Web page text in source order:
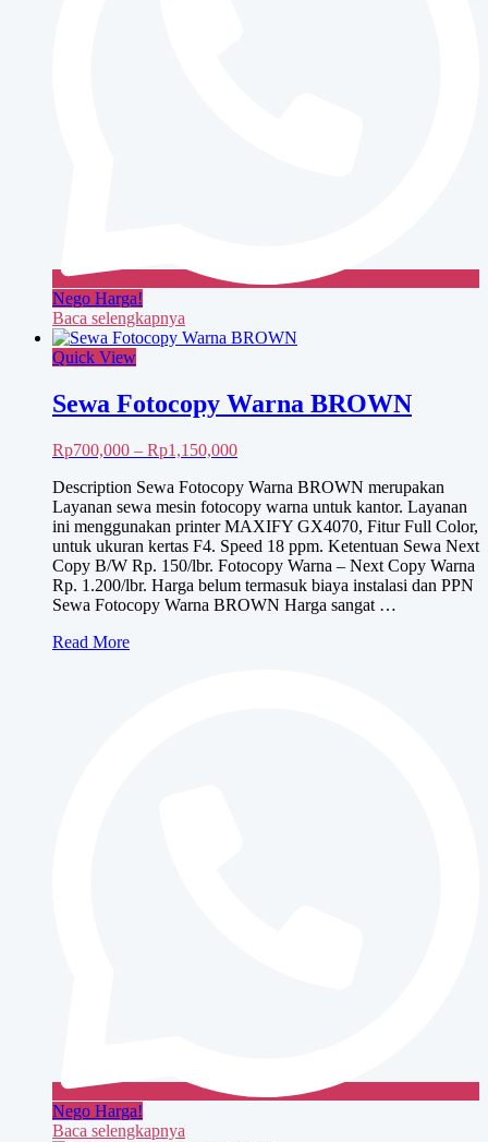
Nego Harga!
Baca selengkapnya
Quick View
Sewa Fotocopy Warna BROWN
Rp700,000 – Rp1,150,000Rentang
Rp700,000
hingga
Rp1,150,000
Description Sewa Fotocopy Warna BROWN merupakan
Layanan sewa mesin fotocopy warna untuk kantor. Layanan
ini menggunakan printer MAXIFY GX4070, Fitur Full Color,
untuk ukuran kertas F4. Speed 18 ppm. Ketentuan Sewa Next
Copy B/W Rp. 150/lbr. Fotocopy Warna – Next Copy Warna
Rp. 1.200/lbr. Harga belum termasuk biaya instalasi dan PPN
Sewa Fotocopy Warna BROWN Harga sangat …
Sewa
Read More
Nego Harga!
Baca selengkapnya